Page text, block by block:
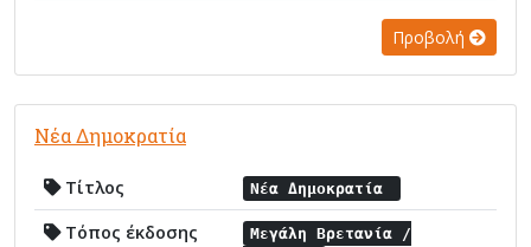
Προβολή
Νέα Δημοκρατία
Τίτλος Νέα Δημοκρατία
Τόπος έκδοσης
Μεγάλη Βρετανία /